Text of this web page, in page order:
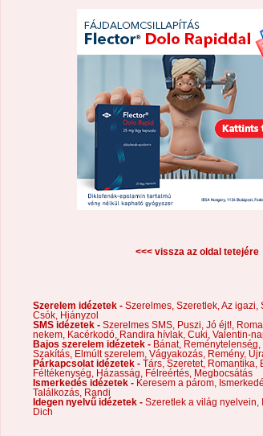
<<< vissza az oldal tetejére
Szerelem idézetek - Szerelmes, Szeretlek, Az igazi,
Csók,
Hiányzol
SMS idézetek - Szerelmes SMS, Puszi, Jó éjt!,
nekem,
Kacérkodó, Randira hívlak, Cuki, Valentin-
Bajos szerelem idézetek - Bánat, Reménytelenség,
Szakítás,
Elmúlt szerelem, Vágyakozás, Remény,
Párkapcsolat idézetek - Társ, Szeretet, Romantika,
Féltékenység,
Házasság, Félreértés,
Megbocsátás
Ismerkedés idézetek - Keresem a párom,
Találkozás,
Randi
Idegen nyelvű idézetek - Szeretlek a világ nyelvein,
Dich